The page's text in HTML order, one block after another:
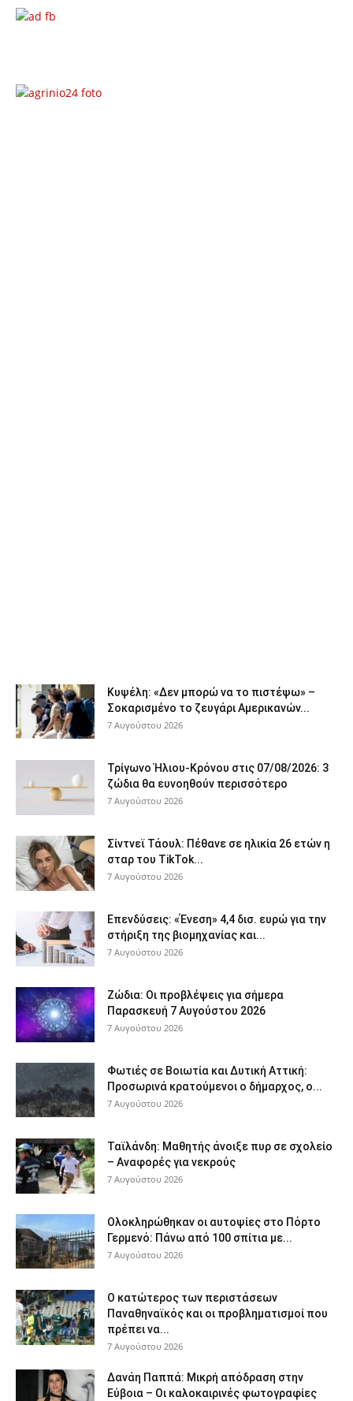
Κυψέλη: «Δεν μπορώ να το πιστέψω» –
Σοκαρισμένο το ζευγάρι Αμερικανών...
7 Αυγούστου 2026
Τρίγωνο Ήλιου-Κρόνου στις 07/08/2026: 3
ζώδια θα ευνοηθούν περισσότερο
7 Αυγούστου 2026
Σίντνεϊ Τάουλ: Πέθανε σε ηλικία 26 ετών η
σταρ του TikTok...
7 Αυγούστου 2026
Επενδύσεις: «Ένεση» 4,4 δισ. ευρώ για την
στήριξη της βιομηχανίας και...
7 Αυγούστου 2026
Ζώδια: Οι προβλέψεις για σήμερα
Παρασκευή 7 Αυγούστου 2026
7 Αυγούστου 2026
Φωτιές σε Βοιωτία και Δυτική Αττική:
Προσωρινά κρατούμενοι ο δήμαρχος, ο...
7 Αυγούστου 2026
Ταϊλάνδη: Μαθητής άνοιξε πυρ σε σχολείο
– Αναφορές για νεκρούς
7 Αυγούστου 2026
Ολοκληρώθηκαν οι αυτοψίες στο Πόρτο
Γερμενό: Πάνω από 100 σπίτια με...
7 Αυγούστου 2026
Ο κατώτερος των περιστάσεων
Παναθηναϊκός και οι προβληματισμοί που
πρέπει να...
7 Αυγούστου 2026
Δανάη Παππά: Μικρή απόδραση στην
Εύβοια – Οι καλοκαιρινές φωτογραφίες